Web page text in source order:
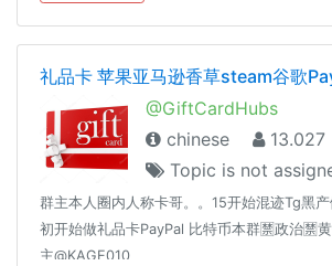
@GiftCardHubs
chinese
13.027
Topic is not
群主本人圈内人称卡哥。。15开始混迹Tg黑
初开始做礼品卡PayPal 比特币本群🈲️政治🈲️
主@KAGE010